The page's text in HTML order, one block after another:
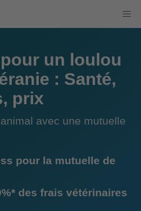
un loulou
: Santé,
prix
avec une mutuelle
pour la mutuelle de
des frais vétérinaires